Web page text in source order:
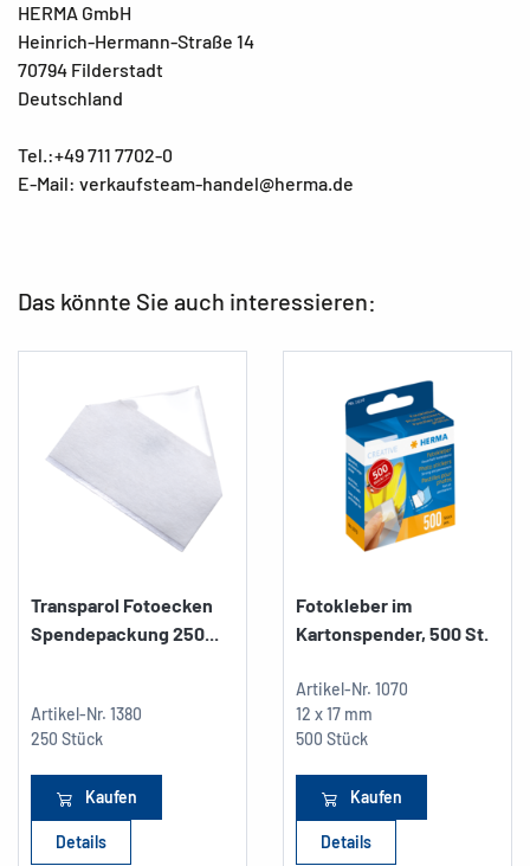
HERMA GmbH
Heinrich-Hermann-Straße 14
70794 Filderstadt
Deutschland
Tel.:+49 711 7702-0
E-Mail: verkaufsteam-handel@herma.de
Das könnte Sie auch interessieren:
Transparol Fotoecken
Spendepackung 250...
Artikel-Nr. 1380
250 Stück
Kaufen
Details
Fotokleber im
Kartonspender, 500 St.
Artikel-Nr. 1070
12 x 17 mm
500 Stück
Kaufen
Details